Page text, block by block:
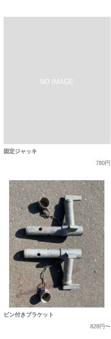
固定ジャッキ
780円
ピン付きブラケット
828円〜